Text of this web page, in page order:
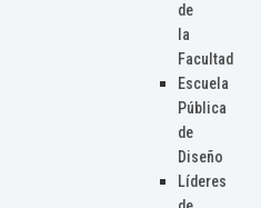
de
la
Facultad
Escuela
Pública
de
Diseño
Líderes